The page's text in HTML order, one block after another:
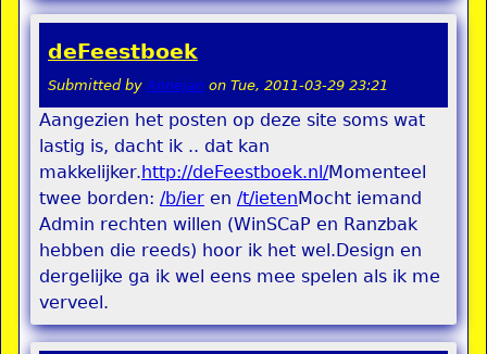
deFeestboek
Submitted byAnnejan on Tue, 2011-03-29 23:21
Aangezien het posten op deze site soms wat
lastig is, dacht ik .. dat kan
makkelijker.http://deFeestboek.nl/Momenteel
twee borden: /b/ier en /t/ietenMocht iemand
Admin rechten willen (WinSCaP en Ranzbak
hebben die reeds) hoor ik het wel.Design en
dergelijke ga ik wel eens mee spelen als ik me
verveel.